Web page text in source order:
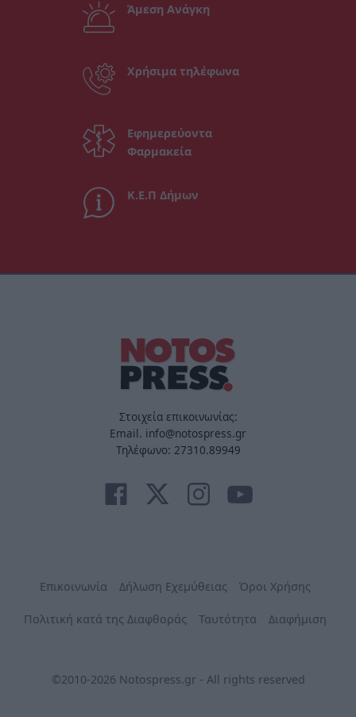
Άμεση Ανάγκη
Χρήσιμα τηλέφωνα
Εφημερεύοντα
Φαρμακεία
Κ.Ε.Π Δήμων
Στοιχεία επικοινωνίας:
Email. info@notospress.gr
Τηλέφωνο: 27310.89949
Επικοινωνία Δήλωση Εχεμύθειας Όροι Χρήσης
Πολιτική κατά της Διαφθοράς Ταυτότητα Διαφήμιση
©2010-2026 Notospress.gr - All rights reserved